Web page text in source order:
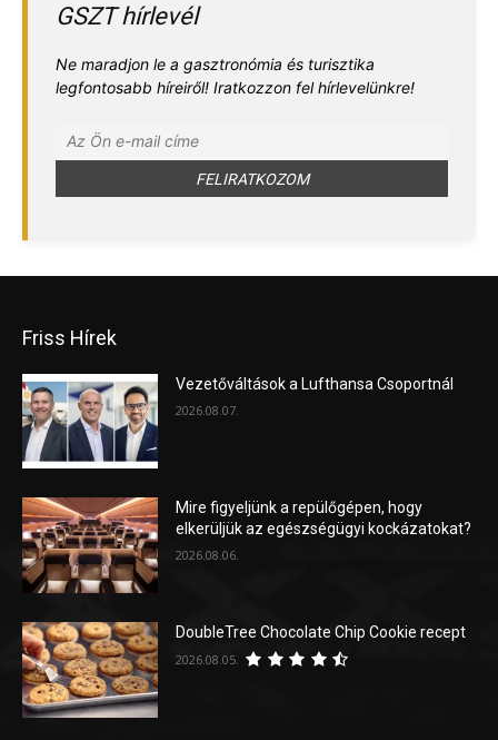
GSZT hírlevél
Ne maradjon le a gasztronómia és turisztika
legfontosabb híreiről! Iratkozzon fel hírlevelünkre!
Friss Hírek
Vezetőváltások a Lufthansa Csoportnál
2026.08.07.
Mire figyeljünk a repülőgépen, hogy
elkerüljük az egészségügyi kockázatokat?
2026.08.06.
DoubleTree Chocolate Chip Cookie recept
2026.08.05.